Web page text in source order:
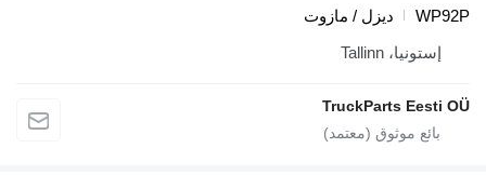
ديزل / مازوت
إستونيا، Tallinn
TruckParts